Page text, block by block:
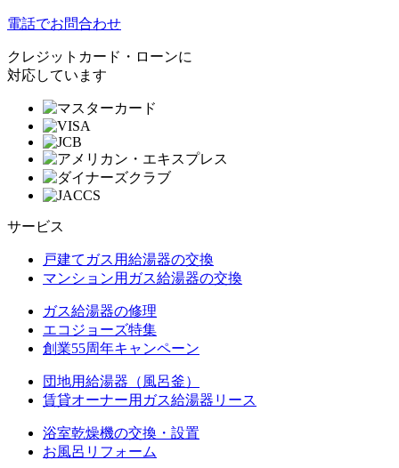
電話でお問合わせ
クレジットカード・ローンに
対応しています
サービス
戸建てガス用給湯器の交換
マンション用ガス給湯器の交換
ガス給湯器の修理
エコジョーズ特集
創業55周年キャンペーン
団地用給湯器（風呂釜）
賃貸オーナー用ガス給湯器リース
浴室乾燥機の交換・設置
お風呂リフォーム